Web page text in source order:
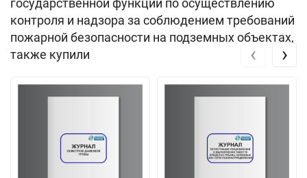
государственной функции по осуществлению
контроля и надзора за соблюдением требований
пожарной безопасности на подземных объектах,
также купили
‹ ›